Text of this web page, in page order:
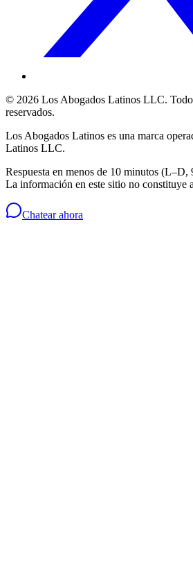
© 2026 Los Abogados Latinos LLC.
reservados.
Los Abogados Latinos es una marca
Latinos LLC.
Respuesta en menos de 10 minutos
La información en este sitio no constituye
Chatear ahora